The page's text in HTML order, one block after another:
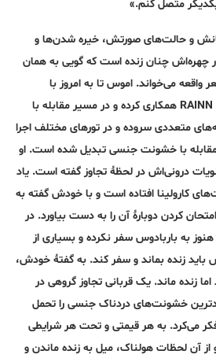
متصل کنم.»
و حالت‌های صورتش، خیره شدن‌ها و
چنان زنده است که گویی به همان
واقعه می‌خواند. اموس تا به امروز با
سازمان ضد خشونت جنسی RAINN همکاری کرده و در مسیر مقابله با
متعددی سروده و در تورهای مختلف اجرا
مقابله با خشونت جنسی تبدیل شده است. او
درونی‌اش در لحظۀ تجاوز گفته است. یاد
کارولینا افتاده است و با خودش گفته به
کردن دوبارۀ آن را به دست بیاورد. در
به باربادوس سفر نکرده و بسیاری از
باید زنده بماند و سفر کند. به گفتۀ خودش،
زنده ماند. یک قربانی تجاوز گروهی در
خشونت‌های دردناک جنسی را تحمل
فکر می‌کرد. به هر قیمتی و تحت هر شرایطی
آن لحظات هولناک، میل به زنده ماندن و